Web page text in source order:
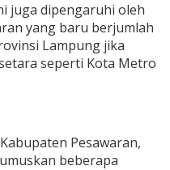
juga dipengaruhi oleh
yang baru berjumlah
Lampung jika
seperti Kota Metro
Pesawaran,
beberapa